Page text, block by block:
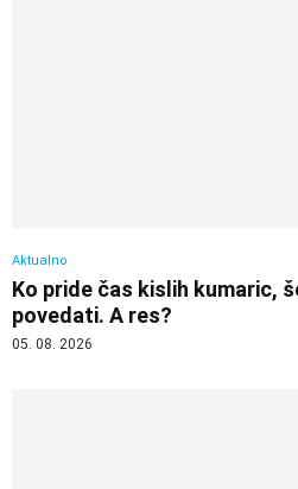
Aktualno
Ko pride čas kislih kumaric,
povedati. A res?
05. 08. 2026